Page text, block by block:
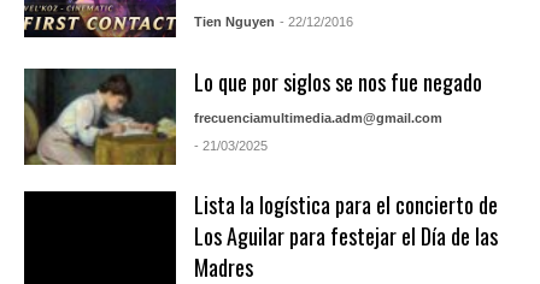
Tien Nguyen - 22/12/2016
Lo que por siglos se nos fue negado
frecuenciamultimedia.adm@gmail.com
- 21/03/2025
Lista la logística para el concierto de
Los Aguilar para festejar el Día de las
Madres